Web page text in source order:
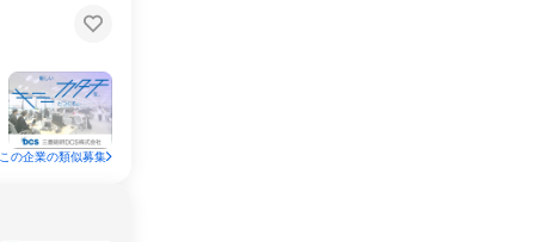
この企業の類似募集